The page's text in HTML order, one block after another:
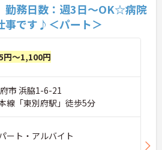
勤務日数：週3日～OK☆病院
事です♪＜パート＞
円～1,100円
市 浜脇1-6-21
線「東別府駅」徒歩5分
ート・アルバイト